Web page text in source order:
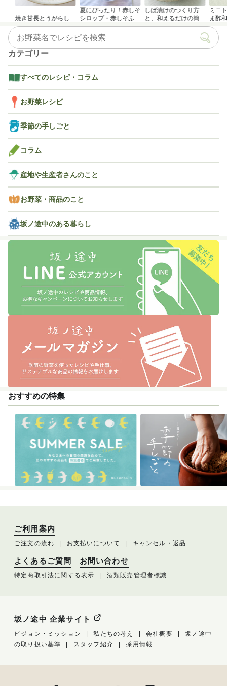
焼き甘長とうがらし
夏にぴったり！赤しそ
シロップ・赤しそふり
かけのつくり方
しば漬けのつくり方
と、和えるだけの簡単
アレンジレシピ
ミニ
ま酢
カテゴリー
すべてのレシピ・コラム
お野菜レシピ
季節の手しごと
コラム
産地や生産者さんのこと
お野菜・商品のこと
坂ノ途中のある暮らし
おすすめの特集
ご利用案内
ご注文の流れ お支払いについて キャンセル・返品
よくあるご質問 お問い合わせ
特定商取引法に関する表示 酒類販売管理者標識
坂ノ途中 企業サイト
ビジョン・ミッション 私たちの考え 会社概要
坂ノ途中
の取り扱い基準
スタッフ紹介 採用情報